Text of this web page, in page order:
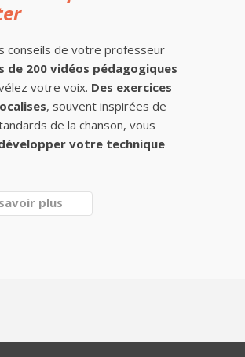
conseils de votre professeur
de 200 vidéos pédagogiques
votre voix. Des exercices
, souvent inspirées de
de la chanson, vous
votre technique
plus